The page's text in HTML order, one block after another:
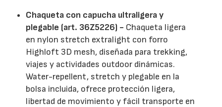
Chaqueta con capucha ultraligera y
plegable (art. 36Z5226) - Chaqueta ligera
en nylon stretch extralight con forro
Highloft 3D mesh, diseñada para trekking,
viajes y actividades outdoor dinámicas.
Water-repellent, stretch y plegable en la
bolsa incluida, ofrece protección ligera,
libertad de movimiento y fácil transporte en